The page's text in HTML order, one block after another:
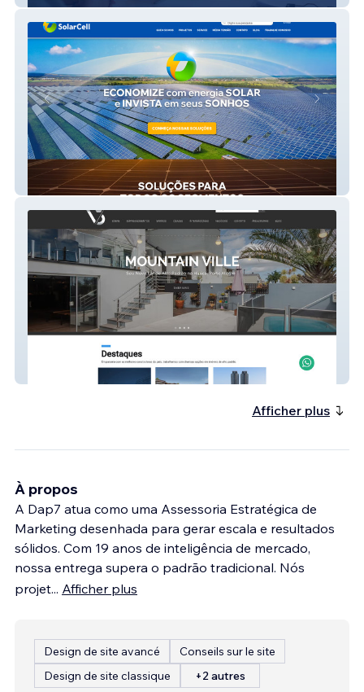
SolarCell
V3 Soluções Imob.
Afficher plus
À propos
A Dap7 atua como uma Assessoria Estratégica de
Marketing desenhada para gerar escala e resultados
sólidos. Com 19 anos de inteligência de mercado,
nossa entrega supera o padrão tradicional. Nós
projet... Afficher plus
Design de site avancé
Conseils sur le site
Design de site classique
+2 autres